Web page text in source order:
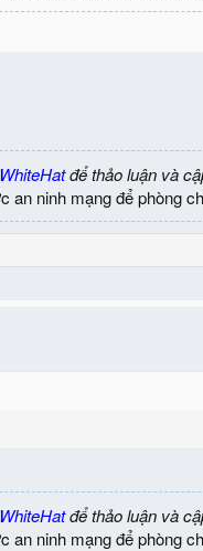
để thảo luận và
an ninh mạng để phòng
để thảo luận và
an ninh mạng để phòng